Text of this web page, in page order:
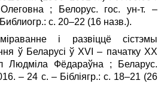
; Белорус. гос. ун‑т. –
с. 20–22 (16 назв.).
і развіццё сістэмы
ў Беларусі ў XVI – пачатку XX
Людміла Фёдараўна ; Беларус.
– 24 с. – Бібліягр.: с. 18–21 (26